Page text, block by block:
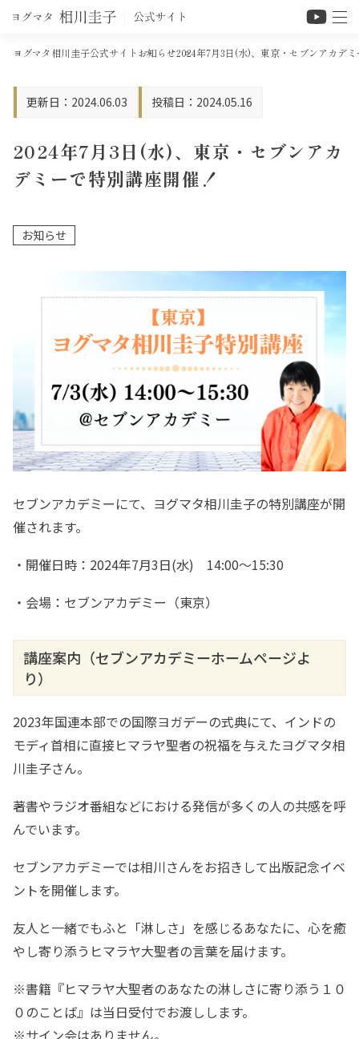
ヨグマタ相川圭子公式サイト お知らせ2024年7月3日(水)、東京・セブンアカデ
2024.06.03 2024.05.16
2024年7月3日(水)、東京・セブンアカ
デミーで特別講座開催！
お知らせ
セブンアカデミーにて、ヨグマタ相川圭子の特別講座が開
催されます。
・開催日時：2024年7月3日(水) 14:00〜15:30
・会場：セブンアカデミー（東京）
講座案内（セブンアカデミーホームページよ
り）
2023年国連本部での国際ヨガデーの式典にて、インドの
モディ首相に直接ヒマラヤ聖者の祝福を与えたヨグマタ相
川圭子さん。
著書やラジオ番組などにおける発信が多くの人の共感を呼
んでいます。
セブンアカデミーでは相川さんをお招きして出版記念イベ
ントを開催します。
友人と一緒でもふと「淋しさ」を感じるあなたに、心を癒
やし寄り添うヒマラヤ大聖者の言葉を届けます。
※書籍『ヒマラヤ大聖者のあなたの淋しさに寄り添う１０
０のことば』は当日受付でお渡しします。
※サイン会はありません。